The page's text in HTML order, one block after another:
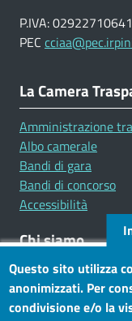
P.IVA: 02922710641
PEC
La Camera
Amministrazione
Albo camerale
Bandi di gara
Bandi di concorso
Accessibilità
Chi siamo
Mission
Statuto e carta dei
Questo sito utilizza
anonimizzati. Per
condivisione e/o la